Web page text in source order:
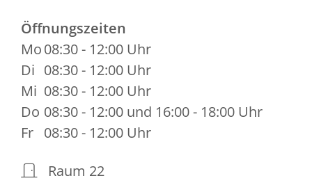
Öffnungszeiten
Mo08:30 - 12:00 Uhr
Di 08:30 - 12:00 Uhr
Mi 08:30 - 12:00 Uhr
Do 08:30 - 12:00 und 16:00 - 18:00 Uhr
Fr 08:30 - 12:00 Uhr
Raum 22